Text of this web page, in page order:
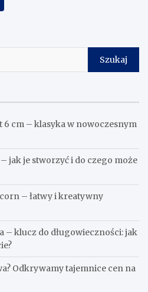
Szukaj
cm – klasyka w nowoczesnym
jak je stworzyć i do czego może
– łatwy i kreatywny
– klucz do długowieczności: jak
Odkrywamy tajemnice cen na